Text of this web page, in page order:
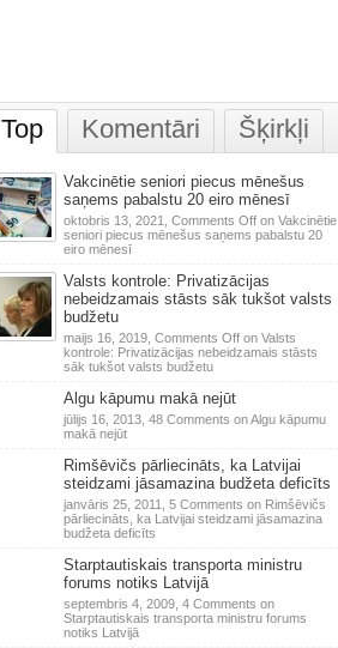
Top Komentāri Šķirkļi
Vakcinētie seniori piecus mēnešus
saņems pabalstu 20 eiro mēnesī
oktobris 13, 2021, Comments Offon Vakcinētie
seniori piecus mēnešus saņems pabalstu 20
eiro mēnesī
Valsts kontrole: Privatizācijas
nebeidzamais stāsts sāk tukšot valsts
budžetu
maijs 16, 2019, Comments Offon Valsts
kontrole: Privatizācijas nebeidzamais stāsts
sāk tukšot valsts budžetu
Algu kāpumu makā nejūt
jūlijs 16, 2013, 48 Comments on Algu kāpumu
makā nejūt
Rimšēvičs pārliecināts, ka Latvijai
steidzami jāsamazina budžeta deficīts
janvāris 25, 2011, 5 Comments on Rimšēvičs
pārliecināts, ka Latvijai steidzami jāsamazina
budžeta deficīts
Starptautiskais transporta ministru
forums notiks Latvijā
septembris 4, 2009, 4 Comments on
Starptautiskais transporta ministru forums
notiks Latvijā